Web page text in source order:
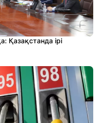
Қазақстанда ірі